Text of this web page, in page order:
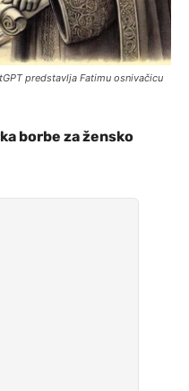
predstavlja Fatimu osnivačicu
borbe za žensko